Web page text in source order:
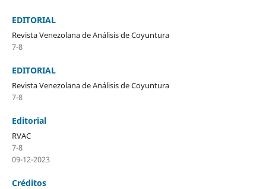
EDITORIAL
Revista Venezolana de Análisis de Coyuntura
7-8
EDITORIAL
Revista Venezolana de Análisis de Coyuntura
7-8
Editorial
RVAC
7-8
09-12-2023
Créditos